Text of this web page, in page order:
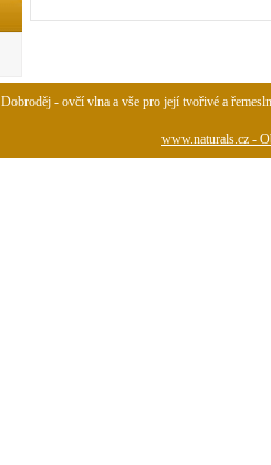
Dobroděj - ovčí vlna a vše pro její tvořivé a
www.naturals.cz -